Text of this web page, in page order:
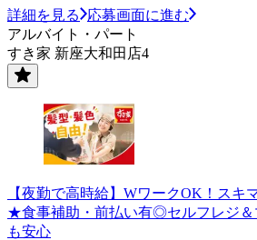
詳細を見る
応募画面に進む
アルバイト・パート
すき家 新座大和田店4
【夜勤で高時給】WワークOK！スキ
★食事補助・前払い有◎セルフレジ＆
も安心